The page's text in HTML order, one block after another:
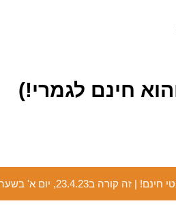
חינם לגמרי!)
ב23.4.23, יום א' בשעה 20:30